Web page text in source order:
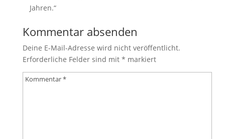
Jahren.“
Kommentar absenden
Deine E-Mail-Adresse wird nicht veröffentlicht.
Erforderliche Felder sind mit * markiert